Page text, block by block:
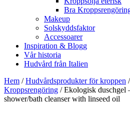
Bra
Makeup
Solskyddsfaktor
Accessoarer
Inspiration & Blogg
Vår historia
Hudvård från Italien
Hem /Hudvårdsprodukter för kroppen /
Kroppsrengöring / Ekologisk
shower/bath cleanser with linseed oil